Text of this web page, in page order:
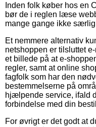
Inden folk køber hos en
bør de i reglen læse
mange gange ikke
Et nemmere alternativ
netshoppen er tilsluttet
et billede på at e-
regler, samt at online
fagfolk som har den
bestemmelserne på
hjælpende service, ifald
forbindelse med din
For øvrigt er det godt at